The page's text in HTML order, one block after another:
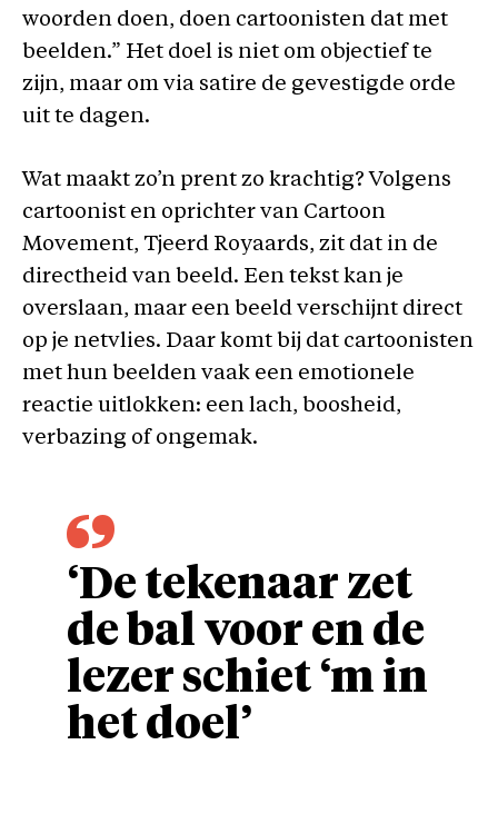
woorden doen, doen cartoonisten dat met
beelden.” Het doel is niet om objectief te
zijn, maar om via satire de gevestigde orde
uit te dagen.
Wat maakt zo’n prent zo krachtig? Volgens
cartoonist en oprichter van Cartoon
Movement, Tjeerd Royaards, zit dat in de
directheid van beeld. Een tekst kan je
overslaan, maar een beeld verschijnt direct
op je netvlies. Daar komt bij dat cartoonisten
met hun beelden vaak een emotionele
reactie uitlokken: een lach, boosheid,
verbazing of ongemak.
‘De tekenaar zet
de bal voor en de
lezer schiet ‘m in
het doel’